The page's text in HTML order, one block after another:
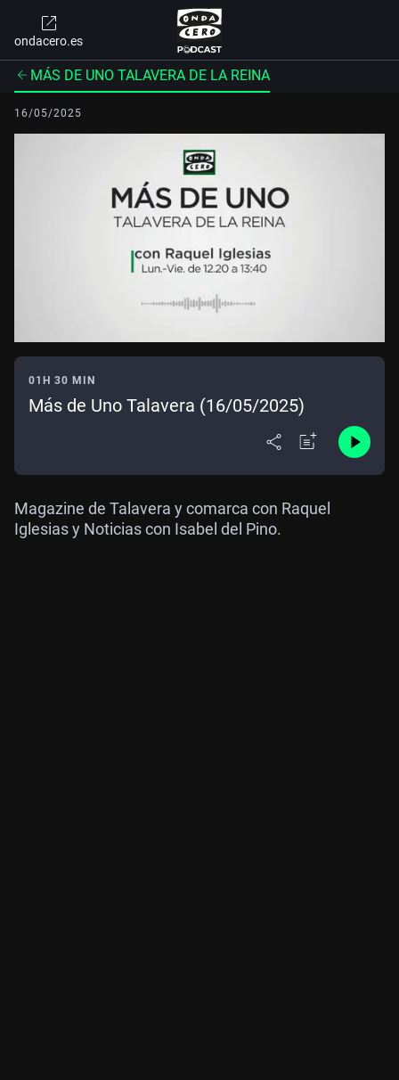
ondacero.es
MÁS DE UNO TALAVERA DE LA REINA
16/05/2025
01H 30 MIN
Más de Uno Talavera (16/05/2025)
Magazine de Talavera y comarca con Raquel
Iglesias y Noticias con Isabel del Pino.